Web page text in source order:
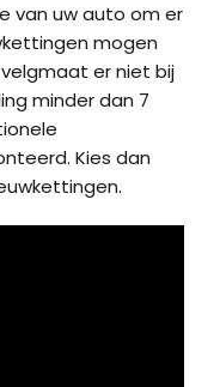
van uw auto om er
mogen
er niet bij
minder dan 7
Kies dan